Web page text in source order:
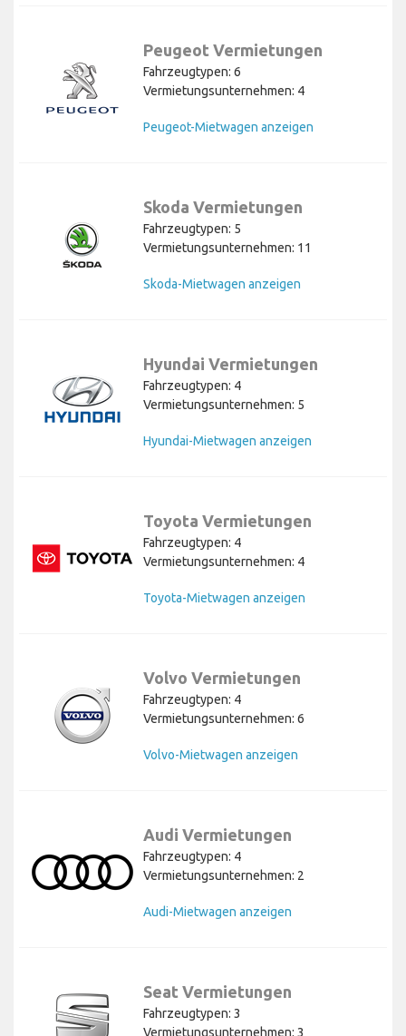
Peugeot Vermietungen
Fahrzeugtypen: 6
Vermietungsunternehmen: 4
Peugeot-Mietwagen anzeigen
Skoda Vermietungen
Fahrzeugtypen: 5
Vermietungsunternehmen: 11
Skoda-Mietwagen anzeigen
Hyundai Vermietungen
Fahrzeugtypen: 4
Vermietungsunternehmen: 5
Hyundai-Mietwagen anzeigen
Toyota Vermietungen
Fahrzeugtypen: 4
Vermietungsunternehmen: 4
Toyota-Mietwagen anzeigen
Volvo Vermietungen
Fahrzeugtypen: 4
Vermietungsunternehmen: 6
Volvo-Mietwagen anzeigen
Audi Vermietungen
Fahrzeugtypen: 4
Vermietungsunternehmen: 2
Audi-Mietwagen anzeigen
Seat Vermietungen
Fahrzeugtypen: 3
Vermietungsunternehmen: 3